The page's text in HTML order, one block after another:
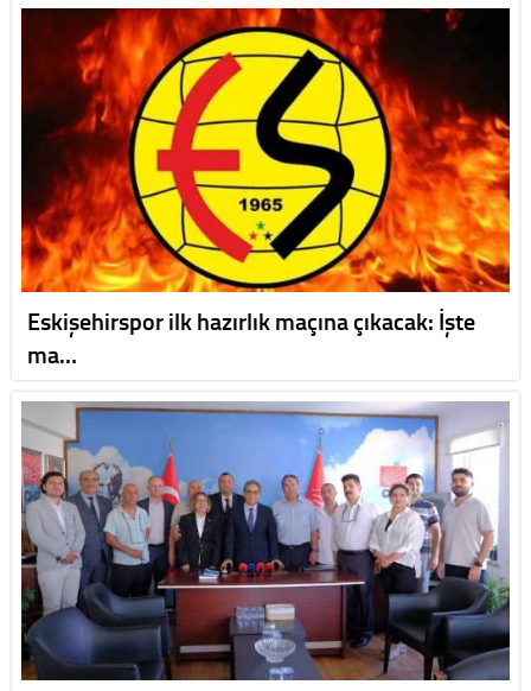
Eskişehirspor ilk hazırlık maçına çıkacak: İşte
ma…